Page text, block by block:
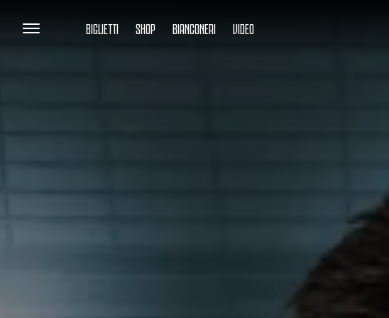
BIGLIETTI SHOP BIANCONERI VIDEO